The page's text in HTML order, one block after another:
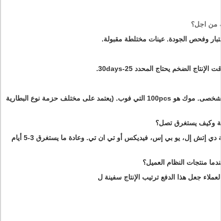
وفحص الجودة. عينات مختلطة مقبولة.
موك هو 100pcs التي فوب. (يعتمد على مختلف حزمة نوع البطارية
دي إتش إل، يو بي إس، فيديكس أو تي ان تي. وعادة ما يستغرق 3-5 أيام
جعل هذا الدفع ترتيب الإنتاج سفينة ل